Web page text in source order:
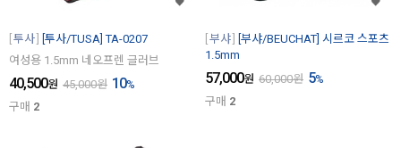
투사
[투사/TUSA] TA-0207
여성용 1.5mm 네오프렌 글러브
40,500원 45,000원 10%
구매 2
부샤
[부샤/BEUCHAT] 시르코 스포츠
1.5mm
57,000원 60,000원 5%
구매 2